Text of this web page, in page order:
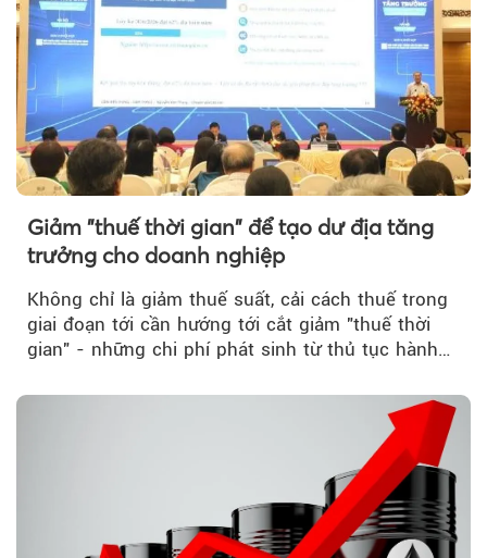
Giảm "thuế thời gian" để tạo dư địa tăng
trưởng cho doanh nghiệp
Không chỉ là giảm thuế suất, cải cách thuế trong
giai đoạn tới cần hướng tới cắt giảm "thuế thời
gian" - những chi phí phát sinh từ thủ tục hành